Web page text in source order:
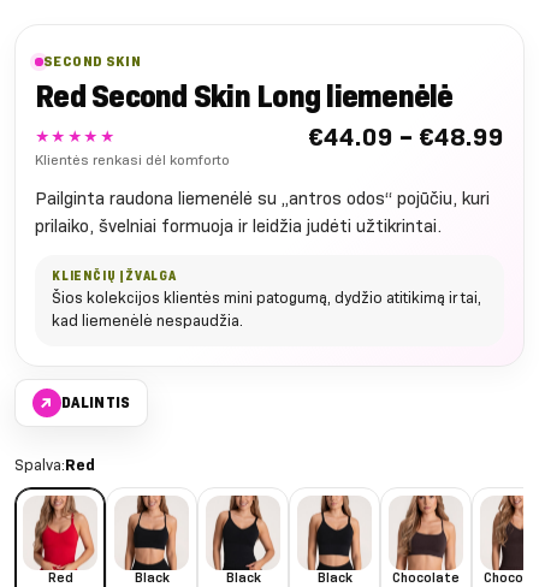
SECOND SKIN
Red Second Skin Long liemenėlė
★★★★★
Klientės renkasi dėl komforto
€44.09 – €48.99
Pailginta raudona liemenėlė su „antros odos“ pojūčiu, kuri
prilaiko, švelniai formuoja ir leidžia judėti užtikrintai.
KLIENČIŲ ĮŽVALGA
Šios kolekcijos klientės mini patogumą, dydžio atitikimą ir tai,
kad liemenėlė nespaudžia.
↗ DALINTIS
Spalva:Red
Red Black Black Black Chocolate